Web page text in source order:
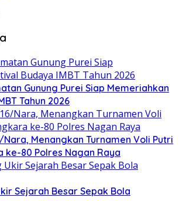
Gunung Purei Siap Memeriahkan
Tahun 2026
Nara, Menangkan Turnamen Voli Putri
ke-80 Polres Nagan Raya
Sejarah Besar Sepak Bola